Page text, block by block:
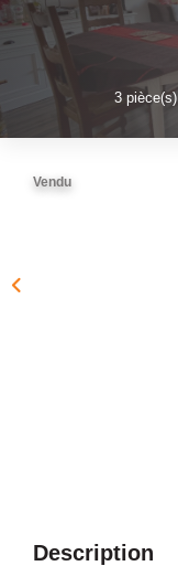
3pièce(s)
Vendu
Description